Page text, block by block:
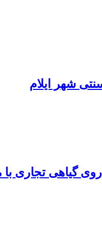
شهر ایلام
گیاهی تجاری